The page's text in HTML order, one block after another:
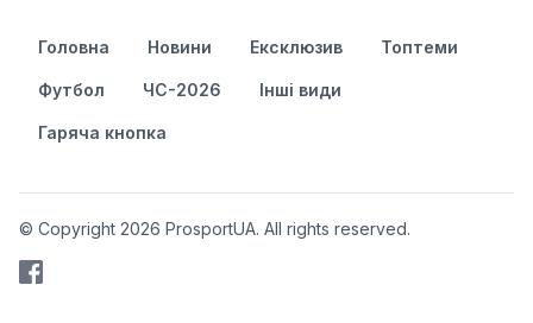
Головна Новини Ексклюзив Топтеми
Футбол ЧС-2026 Інші види
Гаряча кнопка
© Copyright 2026 ProsportUA. All rights reserved.